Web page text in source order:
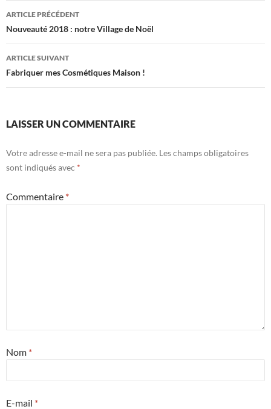
Navigation
des
articles
ARTICLE PRÉCÉDENT
Nouveauté 2018 : notre Village de Noël
ARTICLE SUIVANT
Fabriquer mes Cosmétiques Maison !
LAISSER UN COMMENTAIRE
Votre adresse e-mail ne sera pas publiée. Les champs obligatoires
sont indiqués avec *
Commentaire *
Nom *
E-mail *